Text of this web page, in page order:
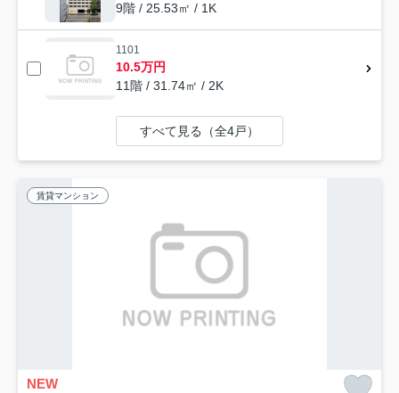
9階 / 25.53㎡ / 1K
1101
10.5万円
11階 / 31.74㎡ / 2K
すべて見る（全4戸）
賃貸マンション
NEW